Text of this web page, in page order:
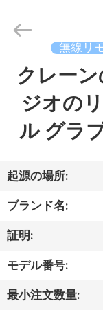
家
品
ビ
デ
オ
2020
INTERNATIONAL
GROUP
Reserved.
無線リ
クレー
ジオの
ル グラ
起源の場所:
ブランド名:
証明:
モデル番号:
最小注文数量: